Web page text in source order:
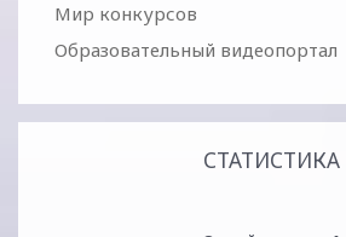
Мир конкурсов
Образовательный видеопортал
СТАТИСТИКА